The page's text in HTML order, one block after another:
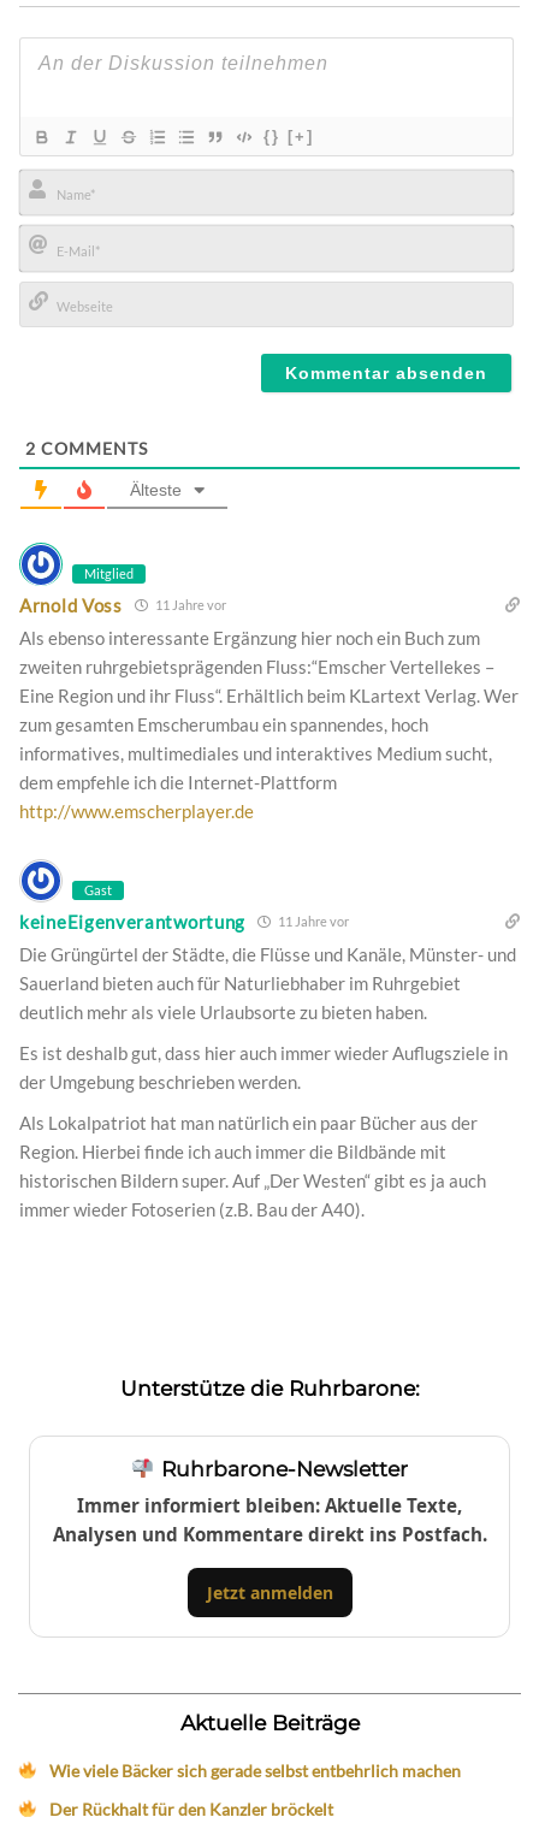
{} [+]
Name*
E-
Mail*
2 COMMENTS
Älteste
Mitglied
Arnold Voss 11 Jahre vor
Als ebenso interessante Ergänzung hier noch ein Buch zum
zweiten ruhrgebietsprägenden Fluss:“Emscher Vertellekes –
Eine Region und ihr Fluss“. Erhältlich beim KLartext Verlag. Wer
zum gesamten Emscherumbau ein spannendes, hoch
informatives, multimediales und interaktives Medium sucht,
dem empfehle ich die Internet-Plattform
http://www.emscherplayer.de
Gast
keineEigenverantwortung 11 Jahre vor
Die Grüngürtel der Städte, die Flüsse und Kanäle, Münster- und
Sauerland bieten auch für Naturliebhaber im Ruhrgebiet
deutlich mehr als viele Urlaubsorte zu bieten haben.
Es ist deshalb gut, dass hier auch immer wieder Auflugsziele in
der Umgebung beschrieben werden.
Als Lokalpatriot hat man natürlich ein paar Bücher aus der
Region. Hierbei finde ich auch immer die Bildbände mit
historischen Bildern super. Auf „Der Westen“ gibt es ja auch
immer wieder Fotoserien (z.B. Bau der A40).
Unterstütze die Ruhrbarone:
Ruhrbarone-Newsletter
Immer informiert bleiben: Aktuelle Texte,
Analysen und Kommentare direkt ins Postfach.
Jetzt anmelden
Aktuelle Beiträge
Wie viele Bäcker sich gerade selbst entbehrlich machen
Der Rückhalt für den Kanzler bröckelt